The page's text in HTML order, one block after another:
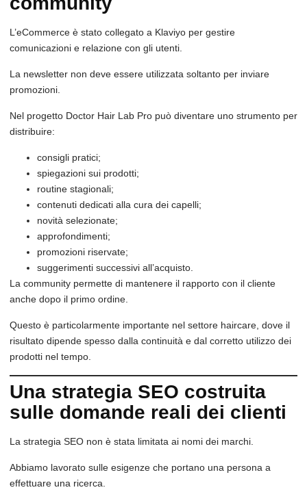
L’eCommerce è stato collegato a Klaviyo per gestire
comunicazioni e relazione con gli utenti.
La newsletter non deve essere utilizzata soltanto per inviare
promozioni.
Nel progetto Doctor Hair Lab Pro può diventare uno strumento per
distribuire:
consigli pratici;
spiegazioni sui prodotti;
routine stagionali;
contenuti dedicati alla cura dei capelli;
novità selezionate;
approfondimenti;
promozioni riservate;
suggerimenti successivi all’acquisto.
La community permette di mantenere il rapporto con il cliente
anche dopo il primo ordine.
Questo è particolarmente importante nel settore haircare, dove il
risultato dipende spesso dalla continuità e dal corretto utilizzo dei
prodotti nel tempo.
Una strategia SEO costruita
sulle domande reali dei clienti
La strategia SEO non è stata limitata ai nomi dei marchi.
Abbiamo lavorato sulle esigenze che portano una persona a
effettuare una ricerca.